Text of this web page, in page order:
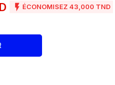
 ÉCONOMISEZ 43,000 TND